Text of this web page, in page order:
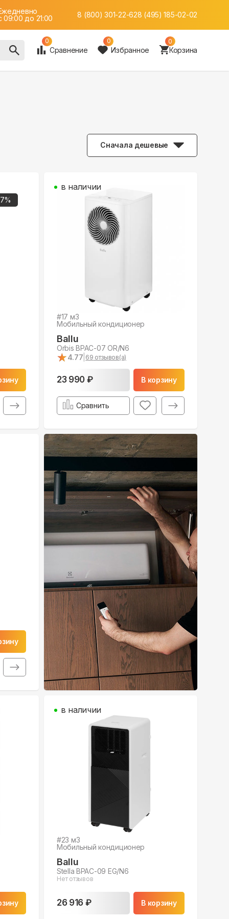
09:00 до 21:00
8 (800) 301-22-628 (495) 185-02-02
0
Сравнение
0
Избранное
0
Корзина
Сначала дешевые
7%
#17 м3
Мобильный кондиционер
Ballu
Orbis BPAC-07 OR/N6
★
★4.77 69 отзывов(а)
23 990 ₽ В корзину
в наличии
Сравнить
#23 м3
Мобильный кондиционер
Ballu
Stella BPAC-09 EG/N6
Нет отзывов
26 916 ₽ В корзину
в наличии